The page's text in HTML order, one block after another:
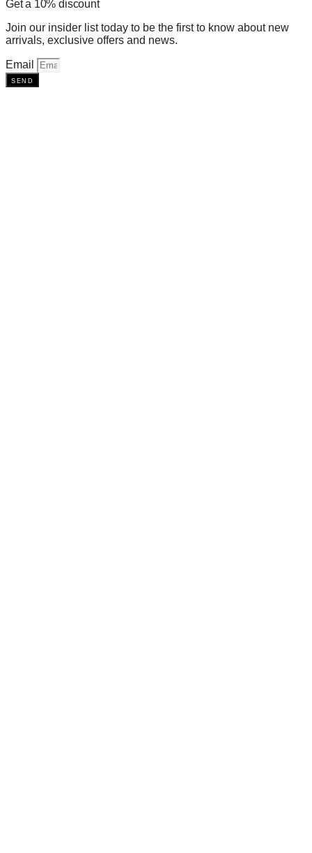
Get a 10% discount
Join our insider list today to be the first to know about new
arrivals, exclusive offers and news.
Email
send